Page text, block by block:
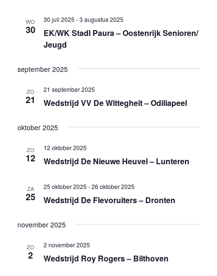
WO
30
EK/WK Stadl Paura – Oostenrijk Senioren/
Jeugd
30 juli 2025 -3 augustus 2025
september 2025
ZO
21 Wedstrijd VV De Wittegheit – Odiliapeel
21 september 2025
oktober 2025
ZO
12 Wedstrijd De Nieuwe Heuvel – Lunteren
12 oktober 2025
ZA
25 Wedstrijd De Flevoruiters – Dronten
25 oktober 2025 -26 oktober 2025
november 2025
ZO
2 Wedstrijd Roy Rogers – Bilthoven
2 november 2025